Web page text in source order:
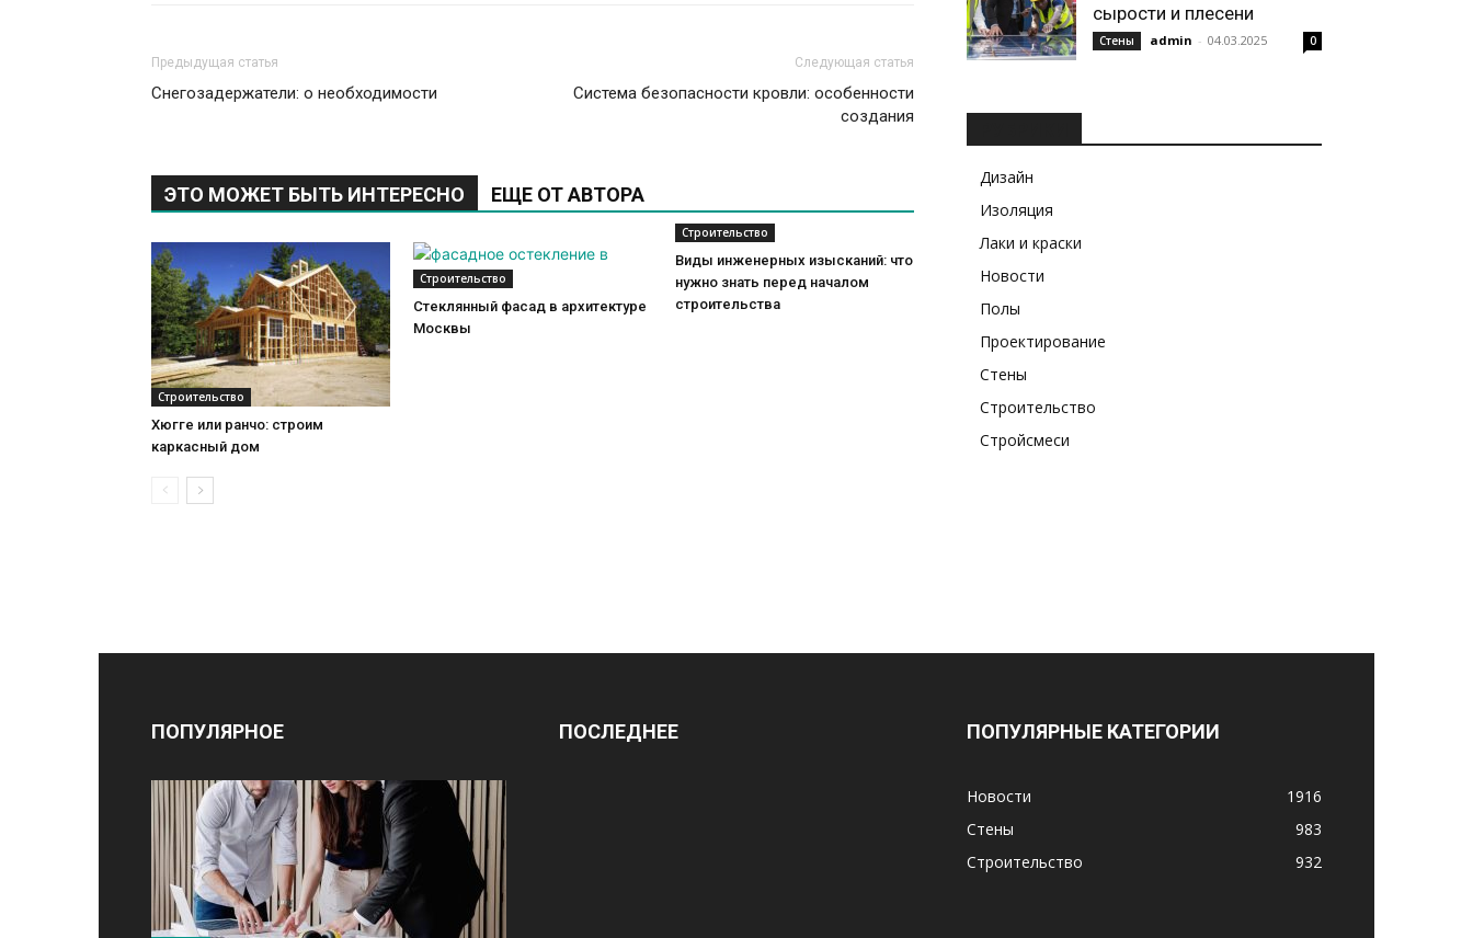
Предыдущая статья
Снегозадержатели: о необходимости
Следующая статья
Система безопасности кровли: особенности
создания
ЭТО МОЖЕТ БЫТЬ ИНТЕРЕСНО ЕЩЕ ОТ АВТОРА
Строительство
Хюгге или ранчо: строим
каркасный дом
Строительство
Стеклянный фасад в архитектуре
Москвы
Строительство
Виды инженерных изысканий: что
нужно знать перед началом
строительства
сырости и плесени
Стены admin - 04.03.2025 0
Дизайн
Изоляция
Лаки и краски
Новости
Полы
Проектирование
Стены
Строительство
Стройсмеси
ПОПУЛЯРНОЕ ПОСЛЕДНЕЕ ПОПУЛЯРНЫЕ КАТЕГОРИИ
Новости
1916
Стены
983
Строительство
932